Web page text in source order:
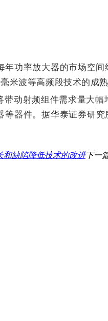
功率放大器的市场空
米波等高频段技术的成
带动射频组件需求量大
器件。据华泰证券研
和缺陷降低技术的改进下一